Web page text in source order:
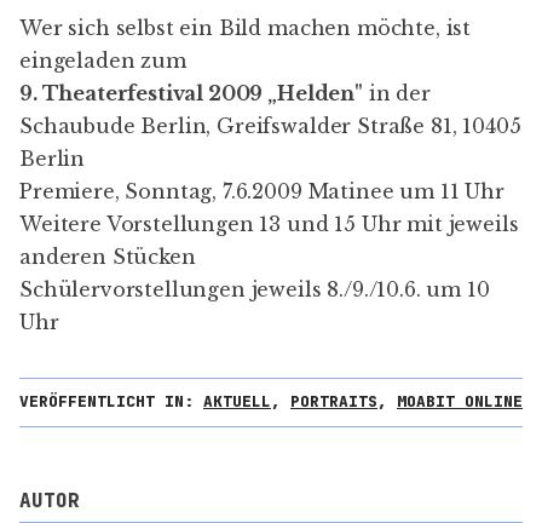
Wer sich selbst ein Bild machen möchte, ist
eingeladen zum
9. Theaterfestival 2009 „Helden" in der
Schaubude Berlin, Greifswalder Straße 81, 10405
Berlin
Premiere, Sonntag, 7.6.2009 Matinee um 11 Uhr
Weitere Vorstellungen 13 und 15 Uhr mit jeweils
anderen Stücken
Schülervorstellungen jeweils 8./9./10.6. um 10
Uhr
VERÖFFENTLICHT IN: AKTUELL, PORTRAITS, MOABIT ONLINE
AUTOR